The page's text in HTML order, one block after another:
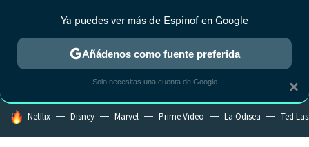
ESTRENOS REALITY ANIME RANKINGS CINE
HOY SE HABLA DE
Netflix Disney Marvel Prime Video La Odisea Ted
×
Ya puedes ver más de Espinof en Google
Añádenos como fuente preferida
Solo necesitas una cuenta de Google